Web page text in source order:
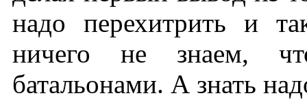
надо перехитрить и
ничего не знаем,
батальонами. А знать